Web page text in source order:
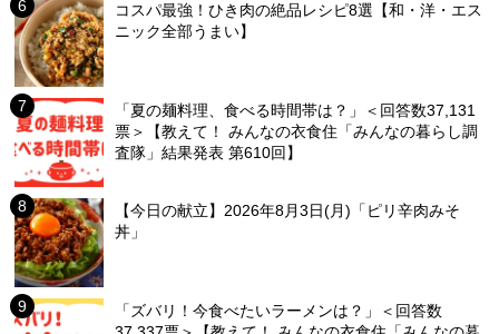
コスパ最強！ひき肉の絶品レシピ8選【和・洋・エス
ニック全部うまい】
「夏の麺料理、食べる時間帯は？」＜回答数37,131
票＞【教えて！ みんなの衣食住「みんなの暮らし調
査隊」結果発表 第610回】
【今日の献立】2026年8月3日(月)「ピリ辛肉みそ
丼」
「ズバリ！今食べたいラーメンは？」＜回答数